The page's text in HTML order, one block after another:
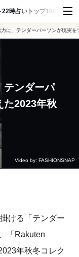
22時占い トップ100 スナッ
力に」テンダーパーソンが現実
テンダーパ
た2023年秋
Video by: FASHIONSNAP
ける「テンダー
「Rakuten
年秋冬コレク